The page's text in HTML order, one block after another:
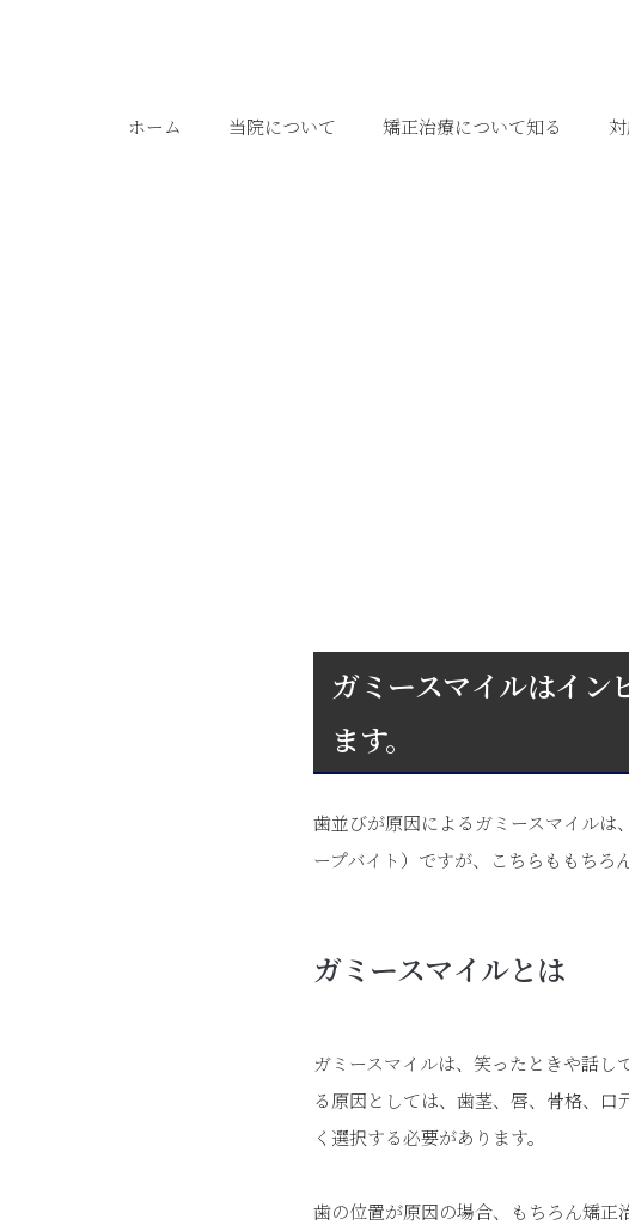
ホーム 当院について 矯正治療について知る
ガミースマイルはイン
ます。
歯並びが原因によるガミースマイルは
ープバイト）ですが、こちらももちろ
ガミースマイルとは
ガミースマイルは、笑ったときや話し
る原因としては、歯茎、唇、骨格、
く選択する必要があります。
歯の位置が原因の場合、もちろん矯正